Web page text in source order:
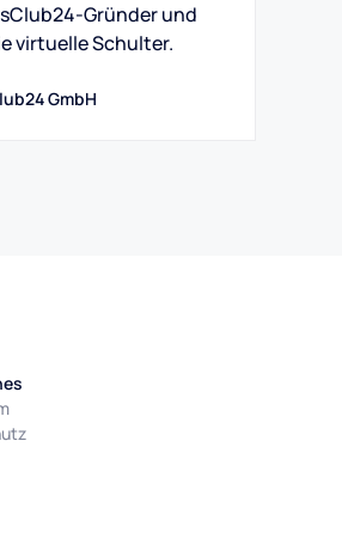
Gründer und
virtuelle Schulter.
GmbH